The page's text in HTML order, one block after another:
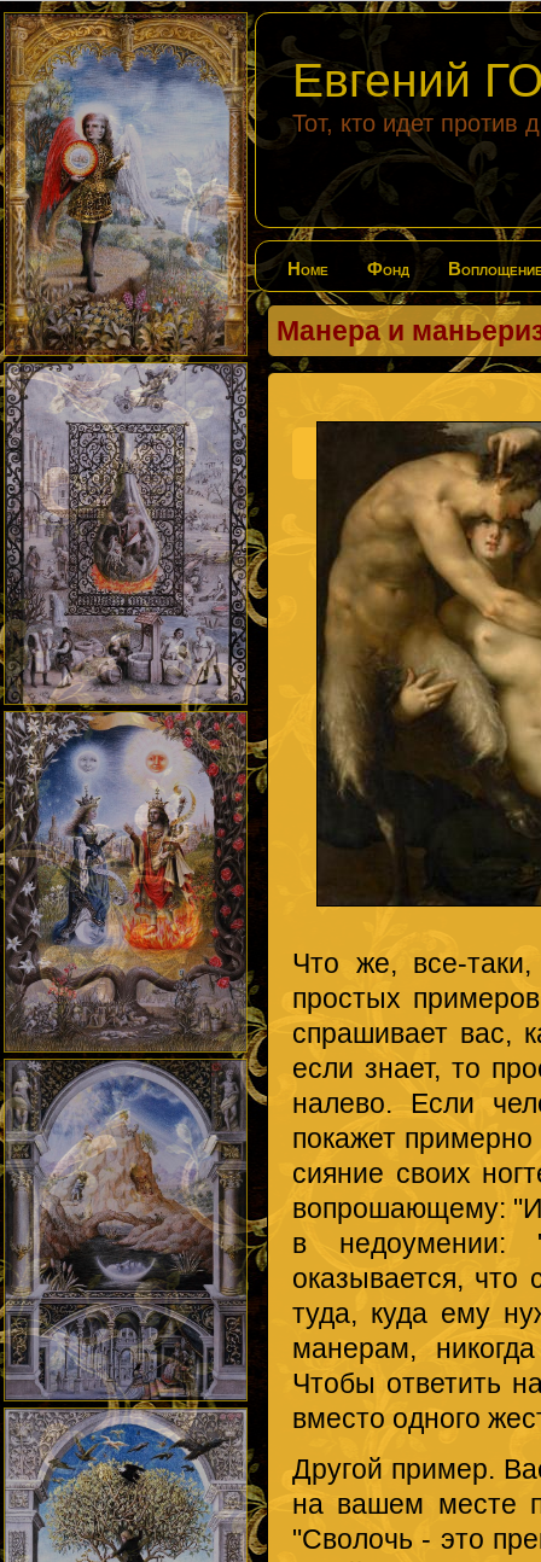
Евгений
Тот, кто идет против
Home Фонд
Манера и
Что же, все-
простых
спрашивает вас,
если знает, то
налево. Если
покажет
сияние своих
вопрошающему:
в
оказывается,
туда, куда ему
манерам,
Чтобы ответить
вместо одного
Другой пример.
на вашем месте
"Сволочь - это